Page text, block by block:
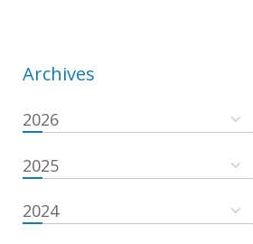
Archives
2026
2025
2024